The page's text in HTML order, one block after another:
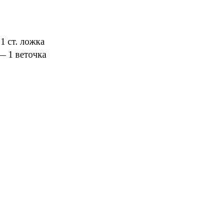
ст. ложка
1 веточка